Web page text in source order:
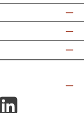
LinkedIn